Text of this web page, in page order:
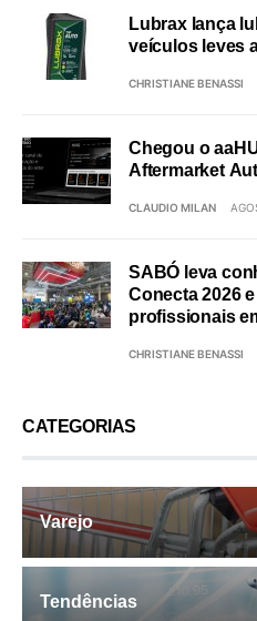
Lubrax lança
veículos leves
CHRISTIANE BENASSI
Chegou o
Aftermarket
CLAUDIO MILAN
SABÓ leva
Conecta 2026
profissionais
CHRISTIANE BENASSI
CATEGORIAS
Varejo
Tendências